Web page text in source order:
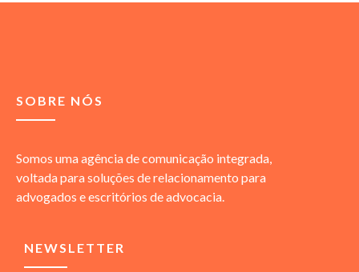
SOBRE NÓS
Somos uma agência de comunicação integrada,
voltada para soluções de relacionamento para
advogados e escritórios de advocacia.
NEWSLETTER